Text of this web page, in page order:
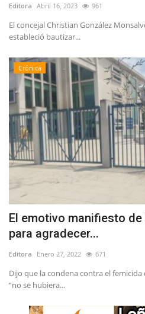
Editora Abril 16, 2023 961
El concejal Christian González
estableció bautizar...
Crónica
El emotivo manifiesto
para agradecer...
Editora Enero 27, 2022 671
Dijo que la condena contra el
“no se hubiera...